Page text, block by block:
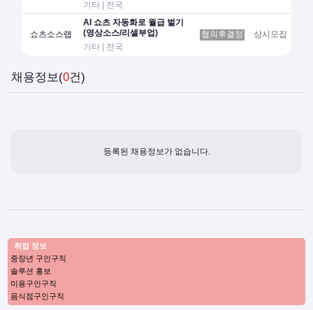
기타 | 전국
쇼츠소스랩
AI 쇼츠 자동화로 월급 벌기
(영상소스/리셀부업)
기타 | 전국
협의후결정 상시모집
채용정보(0건)
등록된 채용정보가 없습니다.
취업 정보
중장년 구인구직
솔루션 홍보
미용구인구직
음식점구인구직